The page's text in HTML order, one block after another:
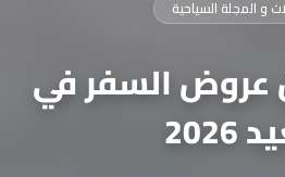
و المجلة السياحية
عروض السفر في